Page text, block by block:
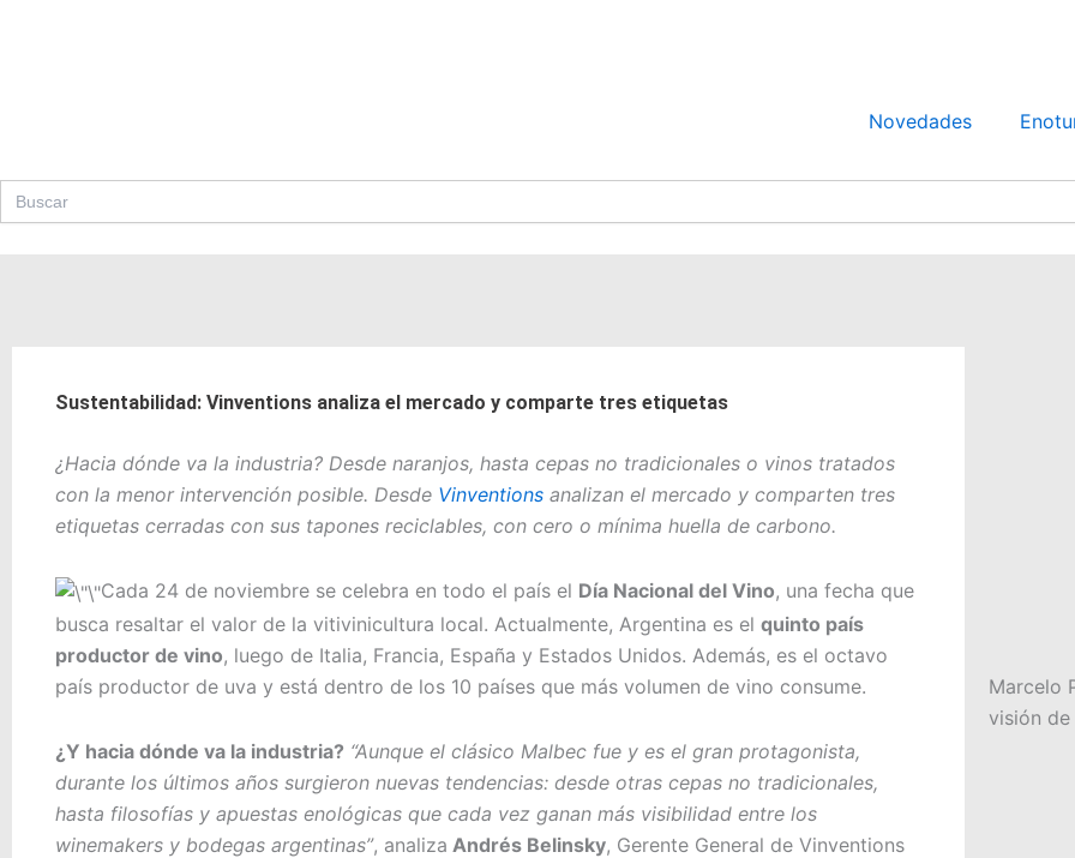
Novedades
Search
for:
Sustentabilidad: Vinventions analiza el mercado y comparte tres etiquetas
¿Hacia dónde va la industria? Desde naranjos, hasta cepas no tradicionales o vinos tratados
con la menor intervención posible. Desde Vinventionsanalizan el mercado y comparten tres
etiquetas cerradas con sus tapones reciclables, con cero o mínima huella de carbono.
Cada 24 de noviembre se celebra en todo el país el Día Nacional del Vino, una fecha que
busca resaltar el valor de la vitivinicultura local. Actualmente, Argentina es el quinto país
productor de vino, luego de Italia, Francia, España y Estados Unidos. Además, es el octavo
país productor de uva y está dentro de los 10 países que más volumen de vino consume.
¿Y hacia dónde va la industria? “Aunque el clásico Malbec fue y es el gran protagonista,
durante los últimos años surgieron nuevas tendencias: desde otras cepas no tradicionales,
hasta filosofías y apuestas enológicas que cada vez ganan más visibilidad entre los
winemakers y bodegas argentinas”, analiza Andrés Belinsky, Gerente General de Vinventions
Marcelo
visión de